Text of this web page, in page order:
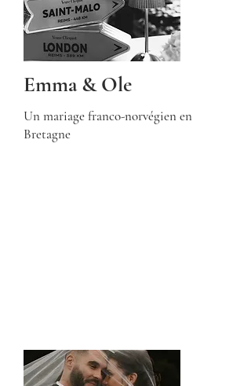
Emma & Ole
Un mariage franco-norvégien en
Bretagne